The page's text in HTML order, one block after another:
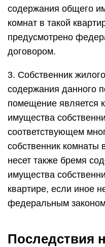
содержания общего
комнат в такой
предусмотрено
договором.
3. Собственник
содержания данного
помещение является
имущества
соответствующем
собственник комнаты
несет также бремя
имущества
квартире, если иное
федеральным
Последствия